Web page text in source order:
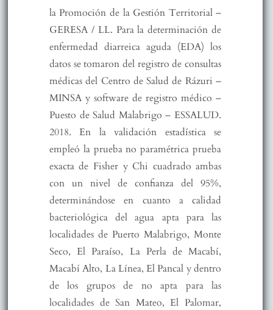
la Promoción de la Gestión Territorial –
GERESA / LL. Para la determinación de
enfermedad diarreica aguda (EDA) los
datos se tomaron del registro de consultas
médicas del Centro de Salud de Rázuri –
MINSA y software de registro médico –
Puesto de Salud Malabrigo – ESSALUD.
2018. En la validación estadística se
empleó la prueba no paramétrica prueba
exacta de Fisher y Chi cuadrado ambas
con un nivel de confianza del 95%,
determinándose en cuanto a calidad
bacteriológica del agua apta para las
localidades de Puerto Malabrigo, Monte
Seco, El Paraíso, La Perla de Macabí,
Macabí Alto, La Línea, El Pancal y dentro
de los grupos de no apta para las
localidades de San Mateo, El Palomar,